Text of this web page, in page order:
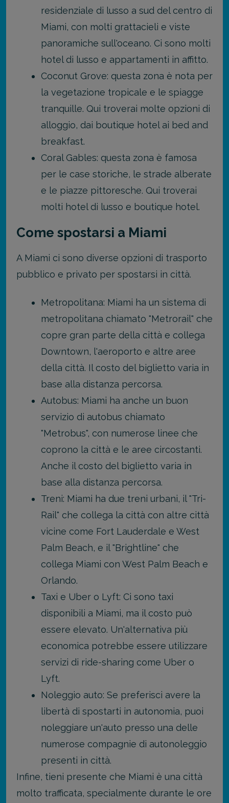
residenziale di lusso a sud del centro di
Miami, con molti grattacieli e viste
panoramiche sull'oceano. Ci sono molti
hotel di lusso e appartamenti in affitto.
Coconut Grove: questa zona è nota per
la vegetazione tropicale e le spiagge
tranquille. Qui troverai molte opzioni di
alloggio, dai boutique hotel ai bed and
breakfast.
Coral Gables: questa zona è famosa
per le case storiche, le strade alberate
e le piazze pittoresche. Qui troverai
molti hotel di lusso e boutique hotel.
Come spostarsi a Miami
A Miami ci sono diverse opzioni di trasporto
pubblico e privato per spostarsi in città.
Metropolitana: Miami ha un sistema di
metropolitana chiamato "Metrorail" che
copre gran parte della città e collega
Downtown, l'aeroporto e altre aree
della città. Il costo del biglietto varia in
base alla distanza percorsa.
Autobus: Miami ha anche un buon
servizio di autobus chiamato
"Metrobus", con numerose linee che
coprono la città e le aree circostanti.
Anche il costo del biglietto varia in
base alla distanza percorsa.
Treni: Miami ha due treni urbani, il "Tri-
Rail" che collega la città con altre città
vicine come Fort Lauderdale e West
Palm Beach, e il "Brightline" che
collega Miami con West Palm Beach e
Orlando.
Taxi e Uber o Lyft: Ci sono taxi
disponibili a Miami, ma il costo può
essere elevato. Un'alternativa più
economica potrebbe essere utilizzare
servizi di ride-sharing come Uber o
Lyft.
Noleggio auto: Se preferisci avere la
libertà di spostarti in autonomia, puoi
noleggiare un'auto presso una delle
numerose compagnie di autonoleggio
presenti in città.
Infine, tieni presente che Miami è una città
molto trafficata, specialmente durante le ore